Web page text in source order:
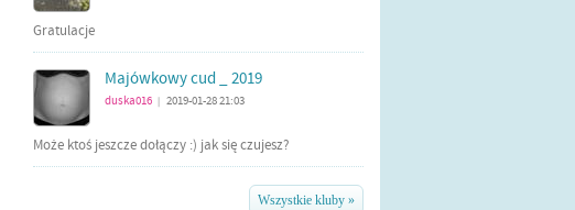
Gratulacje
Majówkowy cud _ 2019
duska016 2019-01-28 21:03
Może ktoś jeszcze dołączy :) jak się czujesz?
Wszystkie kluby »